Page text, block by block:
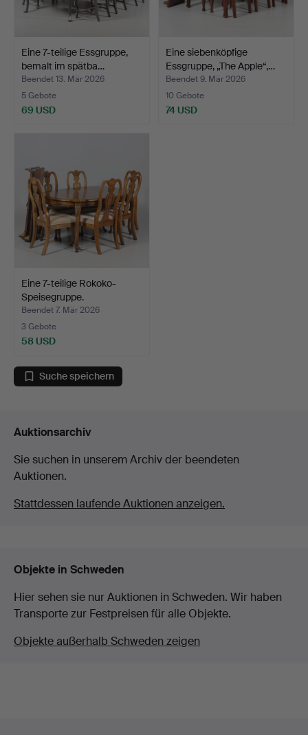
Eine 7-teilige Essgruppe,
bemalt im spätba…
Beendet 13. Mär 2026
5 Gebote
69 USD
Eine siebenköpfige
Essgruppe, „The Apple“,…
Beendet 9. Mär 2026
10 Gebote
74 USD
Eine 7-teilige Rokoko-
Speisegruppe.
Beendet 7. Mär 2026
3 Gebote
58 USD
Suche speichern
Auktionsarchiv
Sie suchen in unserem Archiv der beendeten
Auktionen.
Stattdessen laufende Auktionen anzeigen.
Objekte in Schweden
Hier sehen sie nur Auktionen in Schweden. Wir haben
Transporte zur Festpreisen für alle Objekte.
Objekte außerhalb Schweden zeigen